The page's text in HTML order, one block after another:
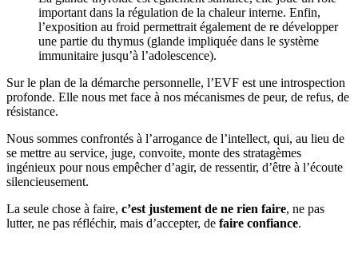
important dans la régulation de la chaleur interne. Enfin,
l’exposition au froid permettrait également de re développer
une partie du thymus (glande impliquée dans le système
immunitaire jusqu’à l’adolescence).
Sur le plan de la démarche personnelle, l’EVF est une introspection
profonde. Elle nous met face à nos mécanismes de peur, de refus, de
résistance.
Nous sommes confrontés à l’arrogance de l’intellect, qui, au lieu de
se mettre au service, juge, convoite, monte des stratagèmes
ingénieux pour nous empêcher d’agir, de ressentir, d’être à l’écoute
silencieusement.
La seule chose à faire, c’est justement de ne rien faire, ne pas
lutter, ne pas réfléchir, mais d’accepter, de faire confiance.